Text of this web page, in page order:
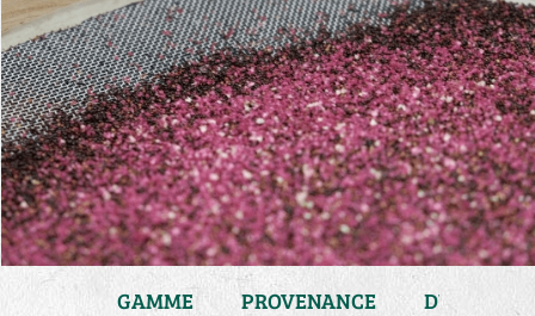
GAMME PROVENANCE DURÉE DE